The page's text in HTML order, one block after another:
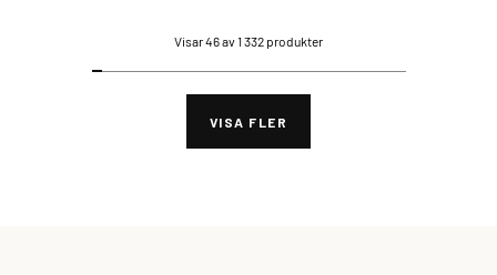
Visar 46 av 1 332 produkter
VISA FLER